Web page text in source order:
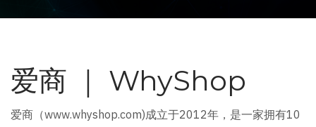
爱商 ｜ WhyShop
爱商（www.whyshop.com)成立于2012年，是一家拥有10